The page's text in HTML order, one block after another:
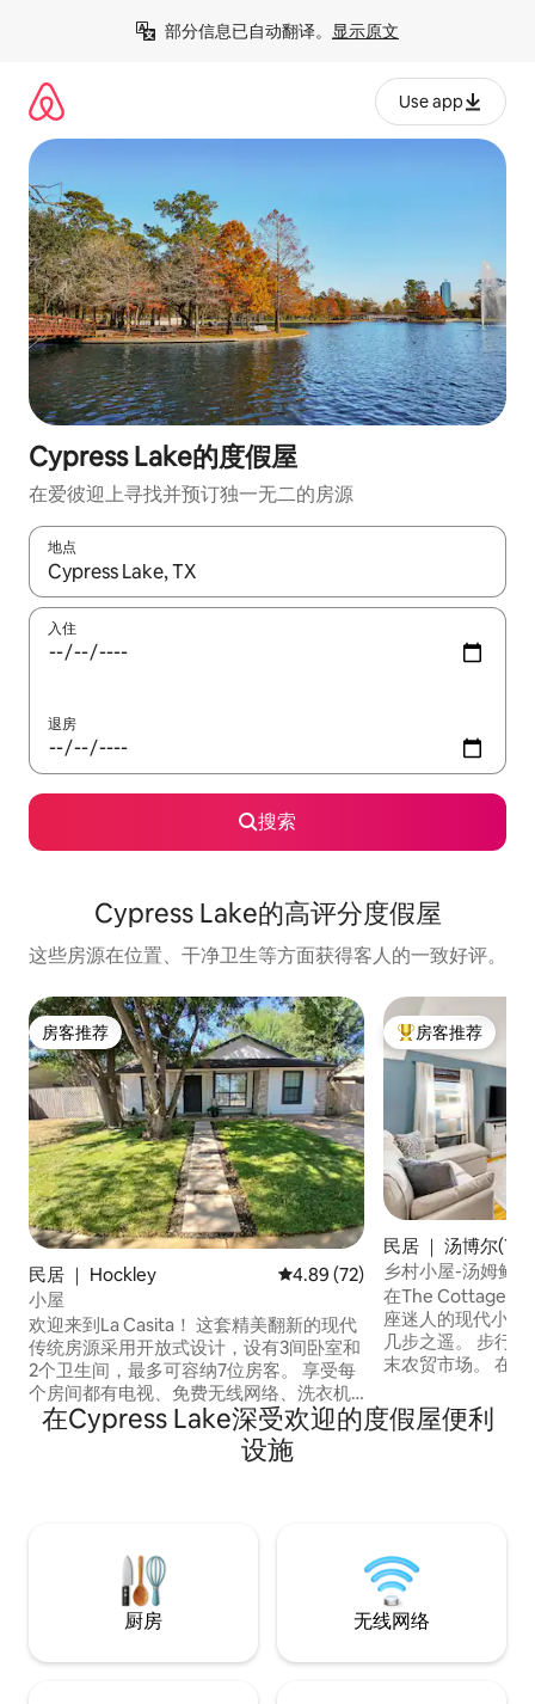
部分信息已自动翻译。 显示原文
Use app
Cypress Lake的度假屋
在爱彼迎上寻找并预订独一无二的房源
地点
如有搜索结果，请使用上下方向键查看，或通过点击或滑动手势
入住
退房
搜索
Cypress Lake的高评分度假屋
这些房源在位置、干净卫生等方面获得客人的一致好评。
房客推荐
房客推荐
民居 ｜ Hockley 平均评分 4.89 分（满分 5 分）
4.89 (72)
小屋
欢迎来到La Casita！ 这套精美翻新的现代
传统房源采用开放式设计，设有3间卧室和
2个卫生间，最多可容纳7位房客。 享受每
个房间都有电视、免费无线网络、洗衣机/
烘干机和咖啡机等便利设施。 这栋房子靠
近祖比公园（ Zube Park ） ，有小径、游
乐区、野餐场所、露天田地，距离休斯敦
预订难忘的住宿！
热门「房客推荐」
房客推荐
民居 ｜ 汤博尔
乡村小屋-汤姆鲍
在The Cottage
座迷人的现代小屋
几步之遥。 步行
末农贸市场。 在
双人床、标准双人
床，让您享受安静
在Cypress Lake深受欢迎的度假屋便利
设施
厨房 无线网络